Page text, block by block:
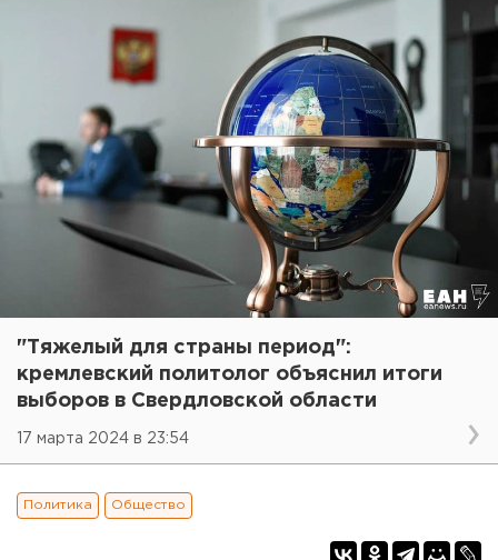
"Тяжелый для страны период":
кремлевский политолог объяснил итоги
выборов в Свердловской области
17 марта 2024 в 23:54
Политика Общество